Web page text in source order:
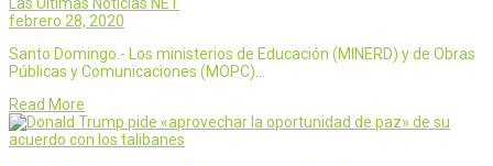
febrero 28, 2020
Santo Domingo.- Los ministerios de Educación (MINERD) y de Obras
Públicas y Comunicaciones (MOPC)…
Read More